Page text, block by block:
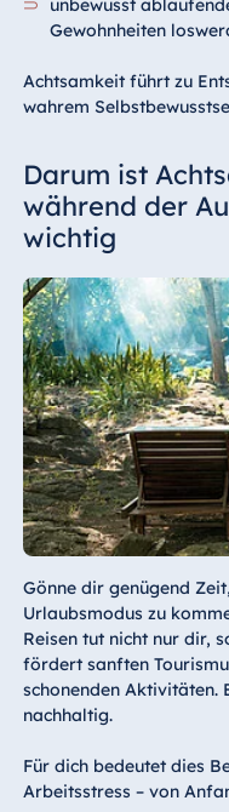
unbewusst
Gewohnheiten
Achtsamkeit führt zu
wahrem
Darum ist
während der
wichtig
Gönne dir genügend
Urlaubsmodus zu
Reisen tut nicht nur dir,
fördert sanften
schonenden Aktivitäten.
nachhaltig.
Für dich bedeutet dies
Arbeitsstress – von